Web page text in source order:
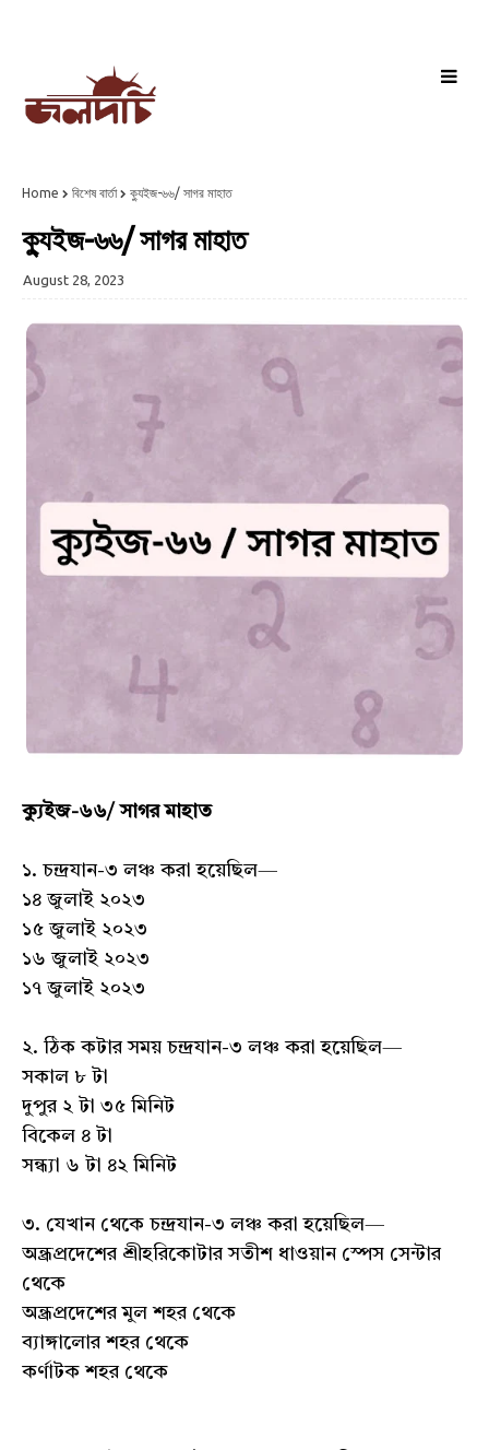
Home বিশেষ বার্তা ক্যুইজ-৬৬/ সাগর মাহাত
ক্যুইজ-৬৬/ সাগর মাহাত
August 28, 2023
ক্যুইজ-৬৬/ সাগর মাহাত
১. চন্দ্রযান-৩ লঞ্চ করা হয়েছিল—
১৪ জুলাই ২০২৩
১৫ জুলাই ২০২৩
১৬ জুলাই ২০২৩
১৭ জুলাই ২০২৩
২. ঠিক কটার সময় চন্দ্রযান-৩ লঞ্চ করা হয়েছিল—
সকাল ৮ টা
দুপুর ২ টা ৩৫ মিনিট
বিকেল ৪ টা
সন্ধ্যা ৬ টা ৪২ মিনিট
৩. যেখান থেকে চন্দ্রযান-৩ লঞ্চ করা হয়েছিল—
অন্ধ্রপ্রদেশের শ্রীহরিকোটার সতীশ ধাওয়ান স্পেস সেন্টার
থেকে
অন্ধ্রপ্রদেশের মুল শহর থেকে
ব্যাঙ্গালোর শহর থেকে
কর্ণাটক শহর থেকে